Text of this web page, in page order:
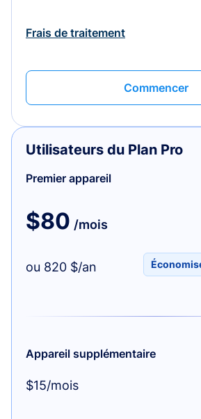
Frais de traitement
Commencer
Utilisateurs du Plan Pro
Premier appareil
$80 /mois
ou 820 $/an
Appareil supplémentaire
$15/mois